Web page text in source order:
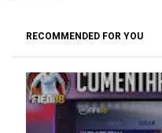
RECOMMENDED FOR YOU